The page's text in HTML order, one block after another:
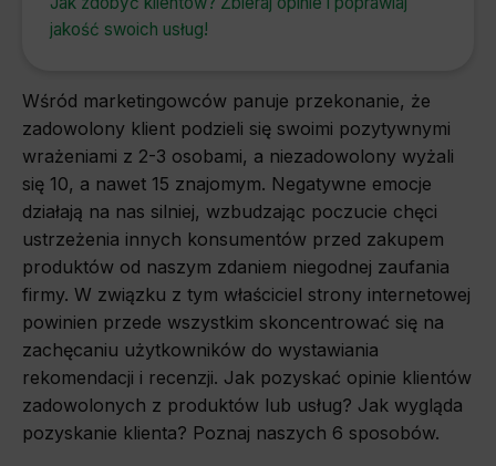
jakość swoich usług!
Wśród marketingowców panuje przekonanie, że
zadowolony klient podzieli się swoimi pozytywnymi
wrażeniami z 2-3 osobami, a niezadowolony wyżali
się 10, a nawet 15 znajomym. Negatywne emocje
działają na nas silniej, wzbudzając poczucie chęci
ustrzeżenia innych konsumentów przed zakupem
produktów od naszym zdaniem niegodnej zaufania
firmy. W związku z tym właściciel strony internetowej
powinien przede wszystkim skoncentrować się na
zachęcaniu użytkowników do wystawiania
rekomendacji i recenzji. Jak pozyskać opinie klientów
zadowolonych z produktów lub usług? Jak wygląda
pozyskanie klienta? Poznaj naszych 6 sposobów.